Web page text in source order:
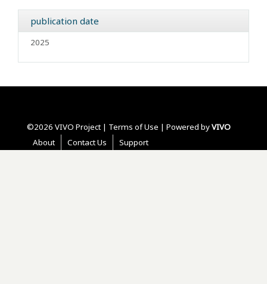
publication date
2025
©2026 VIVO Project | Terms of Use | Powered byVIVO
About
Contact Us Support